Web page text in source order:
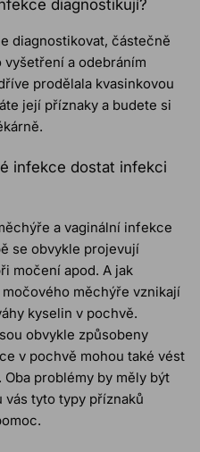
diagnostikují?
diagnostikovat, částečně
a odebráním
prodělala kvasinkovou
její příznaky a budete si
infekce dostat infekci
a vaginální infekce
se obvykle projevují
močení apod. A jak
měchýře vznikají
kyselin v pochvě.
obvykle způsobeny
v pochvě mohou také vést
problémy by měly být
tyto typy příznaků